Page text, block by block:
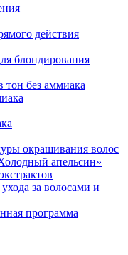
действия
блондирования
тон без аммиака
окрашивания волос
апельсин»
за волосами и
программа